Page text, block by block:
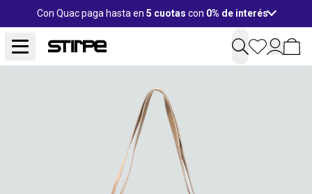
Con Quac paga hasta en 5 cuotas con 0% de interés